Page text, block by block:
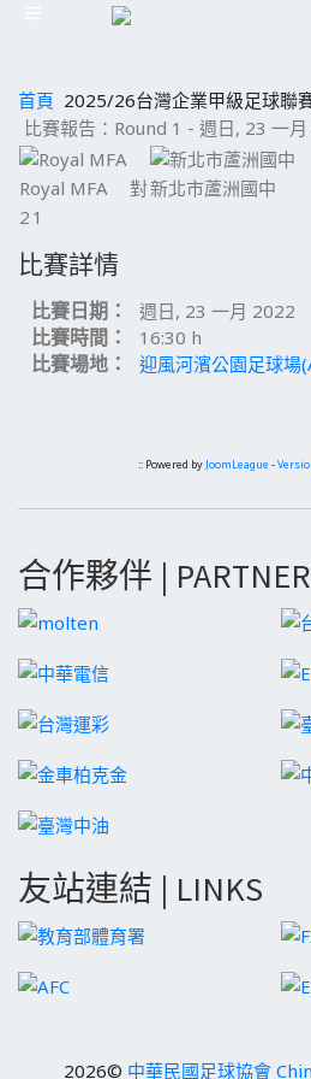
首頁 2025/26台灣企業甲級足球聯
比賽報告：Round 1 - 週日, 23 一
Royal MFA 對新北市蘆洲國中
2 1
比賽詳情
比賽日期： 週日, 23 一月 2022
比賽時間： 16:30 h
比賽場地： 迎風河濱公園足球場
:: Powered by JoomLeague -
合作夥伴 |
友站連結 | LINKS
2026© 中華民國足球協會